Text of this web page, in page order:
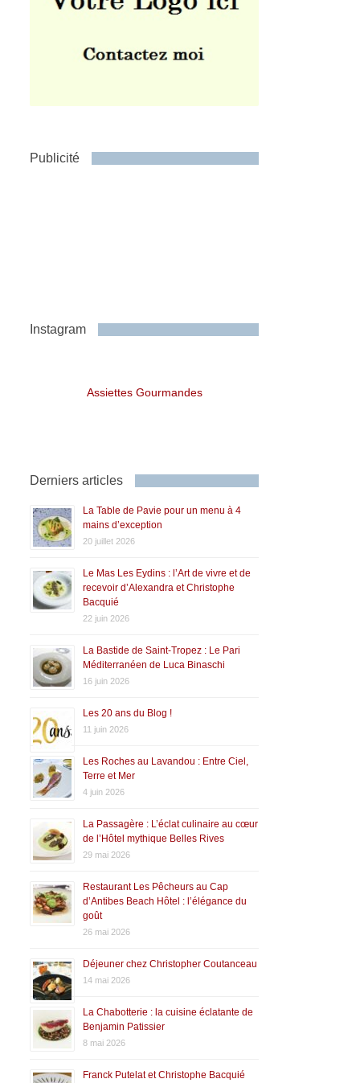
Publicité
Instagram
Assiettes Gourmandes
Derniers articles
La Table de Pavie pour un menu à 4
mains d’exception
20 juillet 2026
Le Mas Les Eydins : l’Art de vivre et de
recevoir d’Alexandra et Christophe
Bacquié
22 juin 2026
La Bastide de Saint-Tropez : Le Pari
Méditerranéen de Luca Binaschi
16 juin 2026
Les 20 ans du Blog !
11 juin 2026
Les Roches au Lavandou : Entre Ciel,
Terre et Mer
4 juin 2026
La Passagère : L’éclat culinaire au cœur
de l’Hôtel mythique Belles Rives
29 mai 2026
Restaurant Les Pêcheurs au Cap
d’Antibes Beach Hôtel : l’élégance du
goût
26 mai 2026
Déjeuner chez Christopher Coutanceau
14 mai 2026
La Chabotterie : la cuisine éclatante de
Benjamin Patissier
8 mai 2026
Franck Putelat et Christophe Bacquié